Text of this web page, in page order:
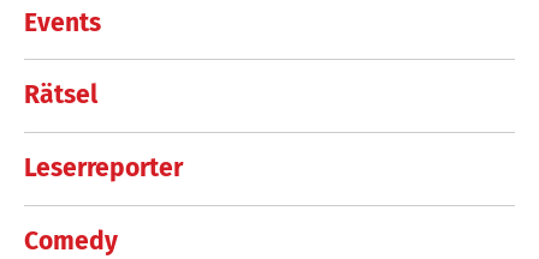
Events
Rätsel
Leserreporter
Comedy